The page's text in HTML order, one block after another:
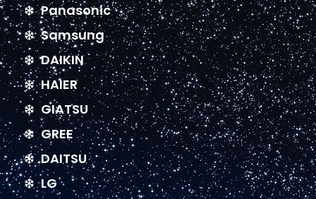
Panasonic
Samsung
DAIKIN
HAIER
GIATSU
GREE
DAITSU
LG